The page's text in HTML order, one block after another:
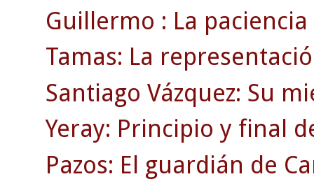
Guillermo : La
Tamas: La
Santiago Vázquez: Su
Yeray: Principio y final
Pazos: El guardián de